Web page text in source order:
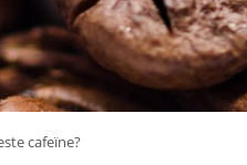
cafeïne?